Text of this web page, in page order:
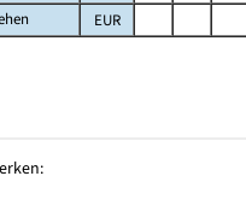
EUR